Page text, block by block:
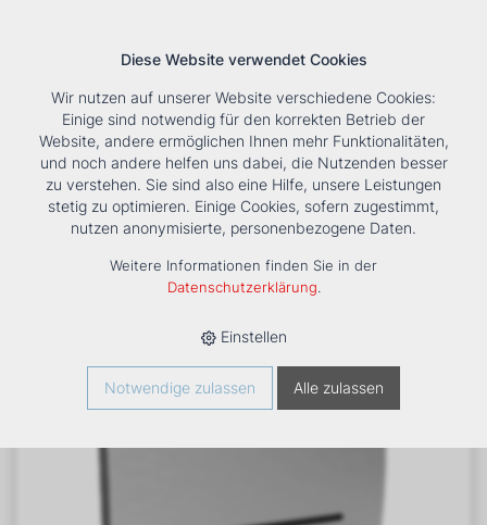
Tools Unternehmen Karriere KontaktSuche
HOME › PRODUKTE › KÄLTE/KLIMA › FANCOILS › ART-U 20
DESIGN-WANDGERÄT, WEISS
Diese Website verwendet Cookies
Wir nutzen auf unserer Website verschiedene Cookies:
Einige sind notwendig für den korrekten Betrieb der
Website, andere ermöglichen Ihnen mehr Funktionalitäten,
und noch andere helfen uns dabei, die Nutzenden besser
zu verstehen. Sie sind also eine Hilfe, unsere Leistungen
stetig zu optimieren. Einige Cookies, sofern zugestimmt,
nutzen anonymisierte, personenbezogene Daten.
Weitere Informationen finden Sie in der
Datenschutzerklärung.
Einstellen
Notwendige zulassen Alle zulassen